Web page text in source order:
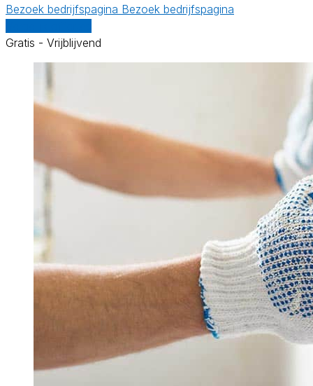
Bezoek bedrijfspagina Bezoek bedrijfspagina
Gratis - Vrijblijvend